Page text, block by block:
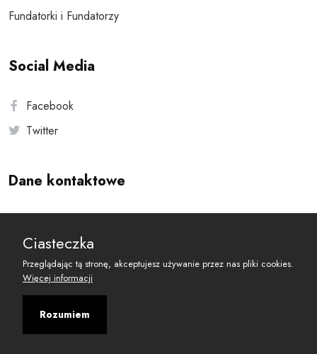
Fundatorki i Fundatorzy
Social Media
Facebook
Twitter
Dane kontaktowe
reset@resetobywatelski.pl
Ciasteczka
Przeglądając tą stronę, akceptujesz używanie przez nas pliki cookies.
Więcej informacji
Rozumiem